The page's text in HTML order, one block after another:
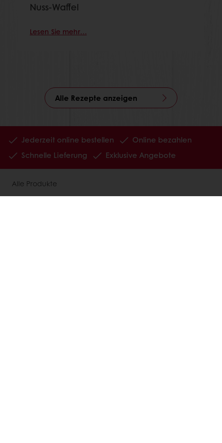
Nuss-Waffel
Lesen Sie mehr…
Alle Rezepte anzeigen
Jederzeit online bestellen
Online bezahlen
Schnelle Lieferung
Exklusive Angebote
Alle Produkte
Alle Rezepte